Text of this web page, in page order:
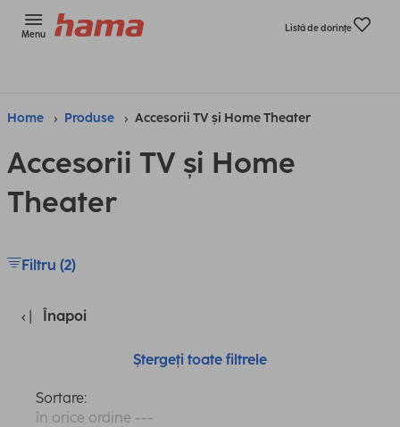
Menu
Listă de dorinţe
Home Produse Accesorii TV și Home Theater
Accesorii TV și Home
Theater
Filtru (2)
Înapoi
Ștergeți toate filtrele
Sortare:
în orice ordine ---